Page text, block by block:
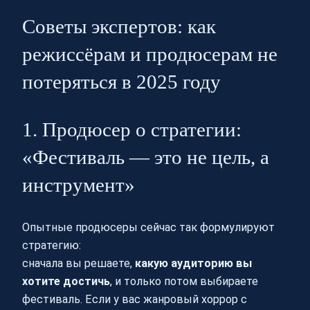
Советы экспертов: как
режиссёрам и продюсерам не
потеряться в 2025 году
1. Продюсер о стратегии:
«Фестиваль — это не цель, а
инструмент»
Опытные продюсеры сейчас так формулируют
стратегию:
сначала вы решаете, какую аудиторию вы
хотите достичь, и только потом выбираете
фестиваль. Если у вас жанровый хоррор с